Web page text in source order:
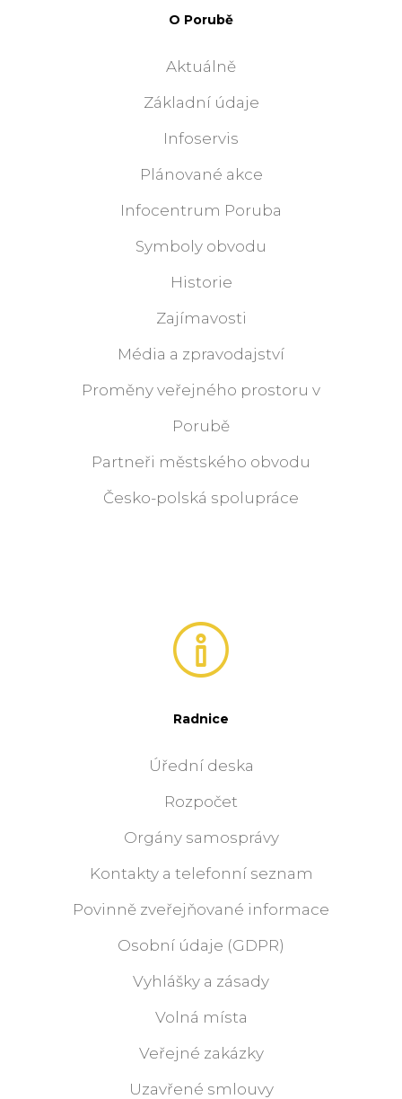
O Porubě
Aktuálně
Základní údaje
Infoservis
Plánované akce
Infocentrum Poruba
Symboly obvodu
Historie
Zajímavosti
Média a zpravodajství
Proměny veřejného prostoru v
Porubě
Partneři městského obvodu
Česko-polská spolupráce
Radnice
Úřední deska
Rozpočet
Orgány samosprávy
Kontakty a telefonní seznam
Povinně zveřejňované informace
Osobní údaje (GDPR)
Vyhlášky a zásady
Volná místa
Veřejné zakázky
Uzavřené smlouvy